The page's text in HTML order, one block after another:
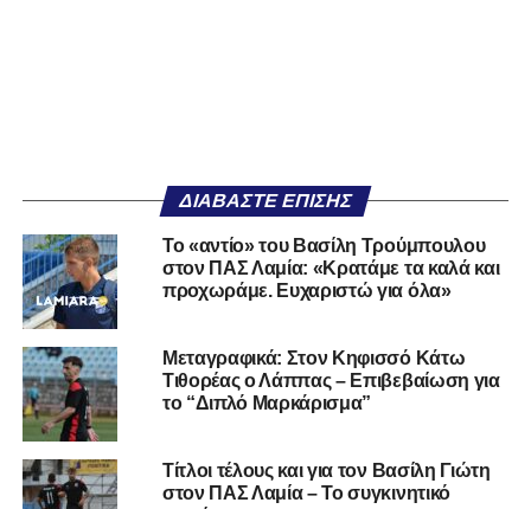
ΔΙΑΒΆΣΤΕ ΕΠΊΣΗΣ
Το «αντίο» του Βασίλη Τρούμπουλου
στον ΠΑΣ Λαμία: «Κρατάμε τα καλά και
προχωράμε. Ευχαριστώ για όλα»
Μεταγραφικά: Στον Κηφισσό Κάτω
Τιθορέας ο Λάππας – Επιβεβαίωση για
το “Διπλό Μαρκάρισμα”
Τίτλοι τέλους και για τον Βασίλη Γιώτη
στον ΠΑΣ Λαμία – Το συγκινητικό